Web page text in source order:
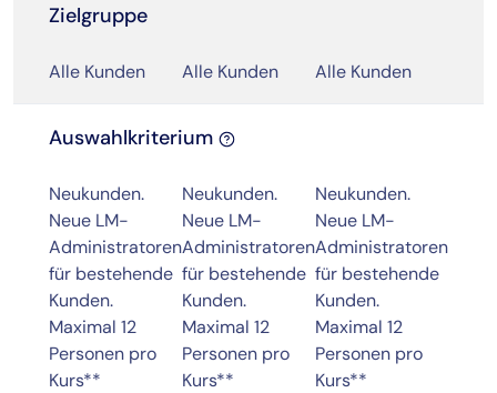
Zielgruppe
Alle Kunden Alle Kunden Alle Kunden
Auswahlkriterium
Neukunden.
Neue LM-
Administratoren
für bestehende
Kunden.
Maximal 12
Personen pro
Kurs**
Neukunden.
Neue LM-
Administratoren
für bestehende
Kunden.
Maximal 12
Personen pro
Kurs**
Neukunden.
Neue LM-
Administratoren
für bestehende
Kunden.
Maximal 12
Personen pro
Kurs**